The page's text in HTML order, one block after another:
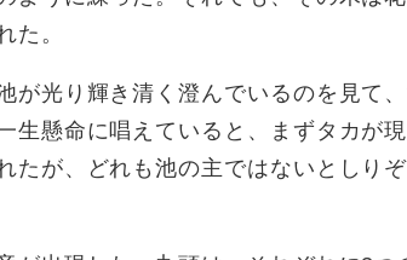
た。
光り輝き清く澄んでいるのを見て
生懸命に唱えていると、まずタカが現
たが、どれも池の主ではないとしりぞ